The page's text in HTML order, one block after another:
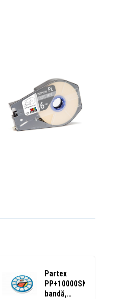
Partex
PP+10000SN9,
bandă,